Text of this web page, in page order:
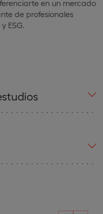
en un mercado
de profesionales
ESG.